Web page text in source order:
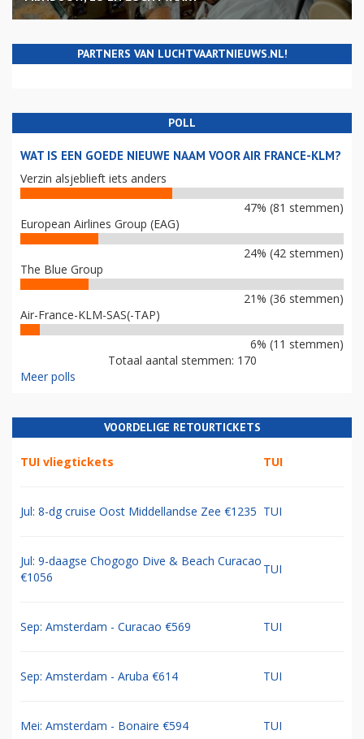
PARTNERS VAN LUCHTVAARTNIEUWS.NL!
POLL
WAT IS EEN GOEDE NIEUWE NAAM VOOR AIR FRANCE-KLM?
Verzin alsjeblieft iets anders
47% (81 stemmen)
European Airlines Group (EAG)
24% (42 stemmen)
The Blue Group
21% (36 stemmen)
Air-France-KLM-SAS(-TAP)
6% (11 stemmen)
Totaal aantal stemmen: 170
Meer polls
VOORDELIGE RETOURTICKETS
TUI vliegtickets TUI
Jul: 8-dg cruise Oost Middellandse Zee €1235 TUI
Jul: 9-daagse Chogogo Dive & Beach Curacao
€1056
TUI
Sep: Amsterdam - Curacao €569 TUI
Sep: Amsterdam - Aruba €614 TUI
Mei: Amsterdam - Bonaire €594 TUI